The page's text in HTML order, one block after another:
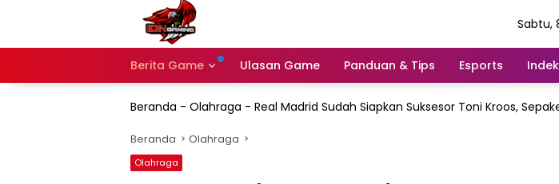
Sabtu,
Berita Game Ulasan Game Panduan & Tips Esports
Beranda - Olahraga - Real Madrid Sudah Siapkan Suksesor Toni Kroos,
Beranda Olahraga
Olahraga